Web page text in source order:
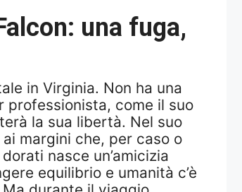
: una fuga,
in Virginia. Non ha una
professionista, come il suo
la sua libertà. Nel suo
margini che, per caso o
nasce un’amicizia
equilibrio e umanità c’è